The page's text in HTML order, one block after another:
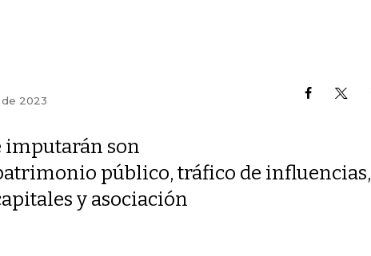
2023
imputarán son
público, tráfico de influencias,
y asociación